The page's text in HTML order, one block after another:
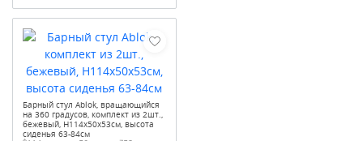
Барный стул Ablok, вращающийся
на 360 градусов, комплект из 2шт.,
бежевый, H114x50x53см, высота
сиденья 63-84см